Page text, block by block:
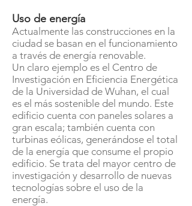
Más del 80% del agua en China está
contaminada.
Uso de energía
Actualmente las construcciones en la
ciudad se basan en el funcionamiento
a través de energía renovable.
Un claro ejemplo es el Centro de
Investigación en Eficiencia Energética
de la Universidad de Wuhan, el cual
es el más sostenible del mundo. Este
edificio cuenta con paneles solares a
gran escala; también cuenta con
turbinas eólicas, generándose el total
de la energía que consume el propio
edificio. Se trata del mayor centro de
investigación y desarrollo de nuevas
tecnologías sobre el uso de la
energía.